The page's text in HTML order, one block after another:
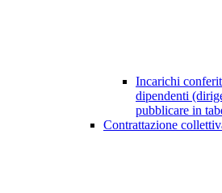
Incarichi
dipendenti
pubblicare in
Contrattazione